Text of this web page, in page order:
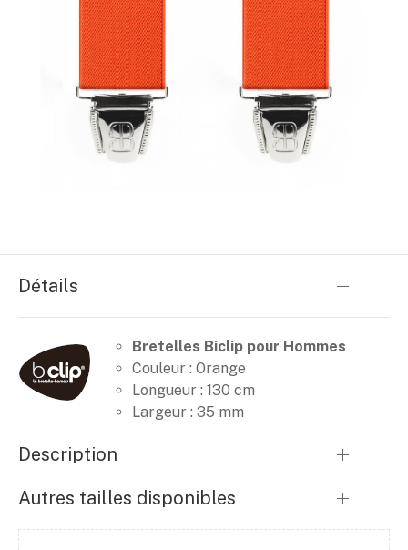
Détails
Bretelles Biclip pour Hommes
Couleur : Orange
Longueur : 130 cm
Largeur : 35 mm
Description
Autres tailles disponibles